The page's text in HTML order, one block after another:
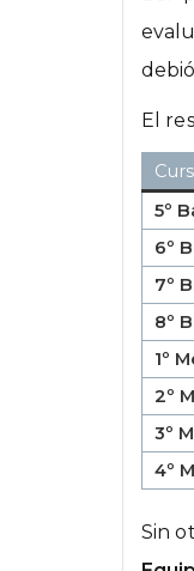
El
5º
6º
7º
8º
1º
2º
3º
4º
Sin